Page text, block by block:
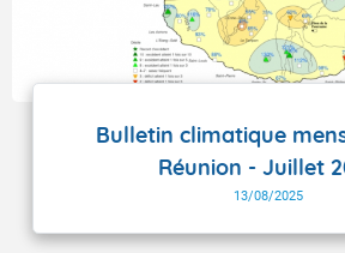
Bulletin climatique
Réunion - Juillet
13/08/2025